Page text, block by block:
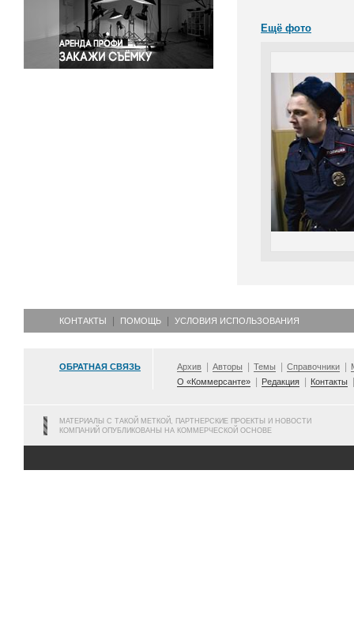
Экология
Экономика и бизнес
Ещё фото
КОНТАКТЫ ПОМОЩЬ УСЛОВИЯ ИСПОЛЬЗОВАНИЯ
ОБРАТНАЯ СВЯЗЬ Архив Авторы Темы Справочники
О «Коммерсанте»
Редакция Контакты
МАТЕРИАЛЫ С ТАКОЙ МЕТКОЙ, ПАРТНЕРСКИЕ ПРОЕКТЫ И НОВОСТИ
КОМПАНИЙ ОПУБЛИКОВАНЫ НА КОММЕРЧЕСКОЙ ОСНОВЕ